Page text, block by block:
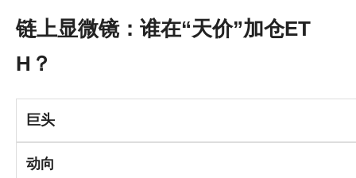
链上显微镜：谁在“天价”加仓ET
H？
巨头
动向